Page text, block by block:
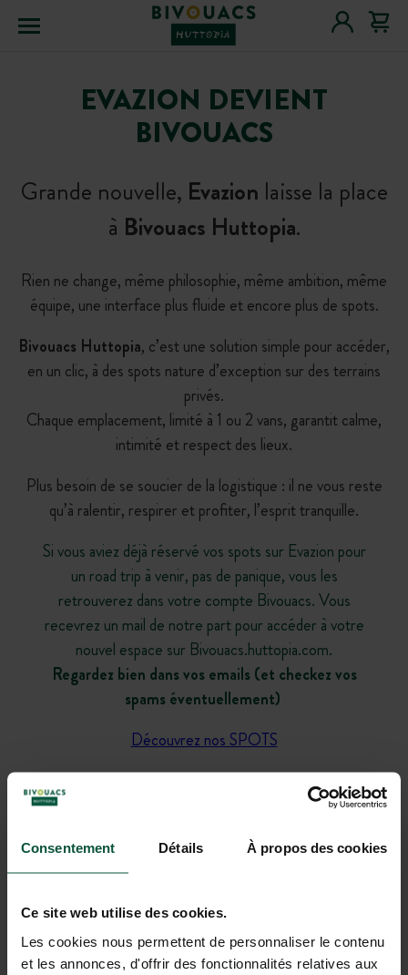
Consentement Détails À propos des cookies
Ce site web utilise des cookies.
Les cookies nous permettent de personnaliser le contenu
et les annonces, d'offrir des fonctionnalités relatives aux
Menu
EVAZION DEVIENT
BIVOUACS
Grande nouvelle, Evazion laisse la place
à Bivouacs Huttopia.
Rien ne change, même philosophie, même ambition, même
équipe, une interface plus fluide et encore plus de spots.
Bivouacs Huttopia, c’est une solution simple pour accéder,
en un clic, à des spots nature d’exception sur des terrains
privés.
Chaque emplacement, limité à 1 ou 2 vans, garantit calme,
intimité et respect des lieux.
Plus besoin de se soucier de la logistique : il ne vous reste
qu’à ralentir, respirer et profiter, l’esprit tranquille.
Si vous aviez déjà réservé vos spots sur Evazion pour
un road trip à venir, pas de panique, vous les
retrouverez dans votre compte Bivouacs. Vous
recevrez un mail de notre part pour accéder à votre
nouvel espace sur Bivouacs.huttopia.com.
Regardez bien dans vos emails (et checkez vos
spams éventuellement)
Découvrez nos SPOTS